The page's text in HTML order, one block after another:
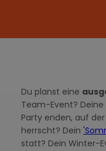
Du planst eine
Team-Event?
Party enden, auf
herrscht? Dein
statt? Dein Winter-